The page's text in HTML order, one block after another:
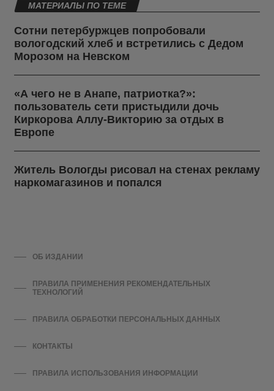
МАТЕРИАЛЫ ПО ТЕМЕ
Сотни петербуржцев попробовали
вологодский хлеб и встретились с Дедом
Морозом на Невском
«А чего не в Анапе, патриотка?»:
пользователь сети пристыдили дочь
Киркорова Аллу-Викторию за отдых в
Европе
Житель Вологды рисовал на стенах рекламу
наркомагазинов и попался
ОБ ИЗДАНИИ
ПРАВИЛА ПРИМЕНЕНИЯ РЕКОМЕНДАТЕЛЬНЫХ
ТЕХНОЛОГИЙ
ПРАВИЛА ОБРАБОТКИ ПЕРСОНАЛЬНЫХ ДАННЫХ
КОНТАКТЫ
ПРАВИЛА ИСПОЛЬЗОВАНИЯ ИНФОРМАЦИИ